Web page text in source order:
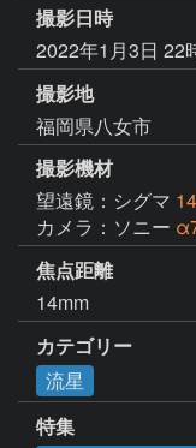
撮影日時
2022年1月3日 22
撮影地
福岡県八女市
撮影機材
望遠鏡：シグマ
カメラ：ソニー
焦点距離
14mm
カテゴリー
流星
特集